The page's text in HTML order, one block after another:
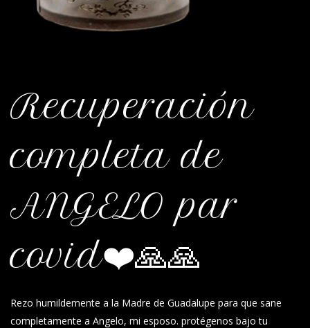
Recuperación
completa de
ANGELO par
covid❤️🙏🙏
Rezo humildemente a la Madre de Guadalupe para que sane
completamente a Angelo, mi esposo. protégenos bajo tu